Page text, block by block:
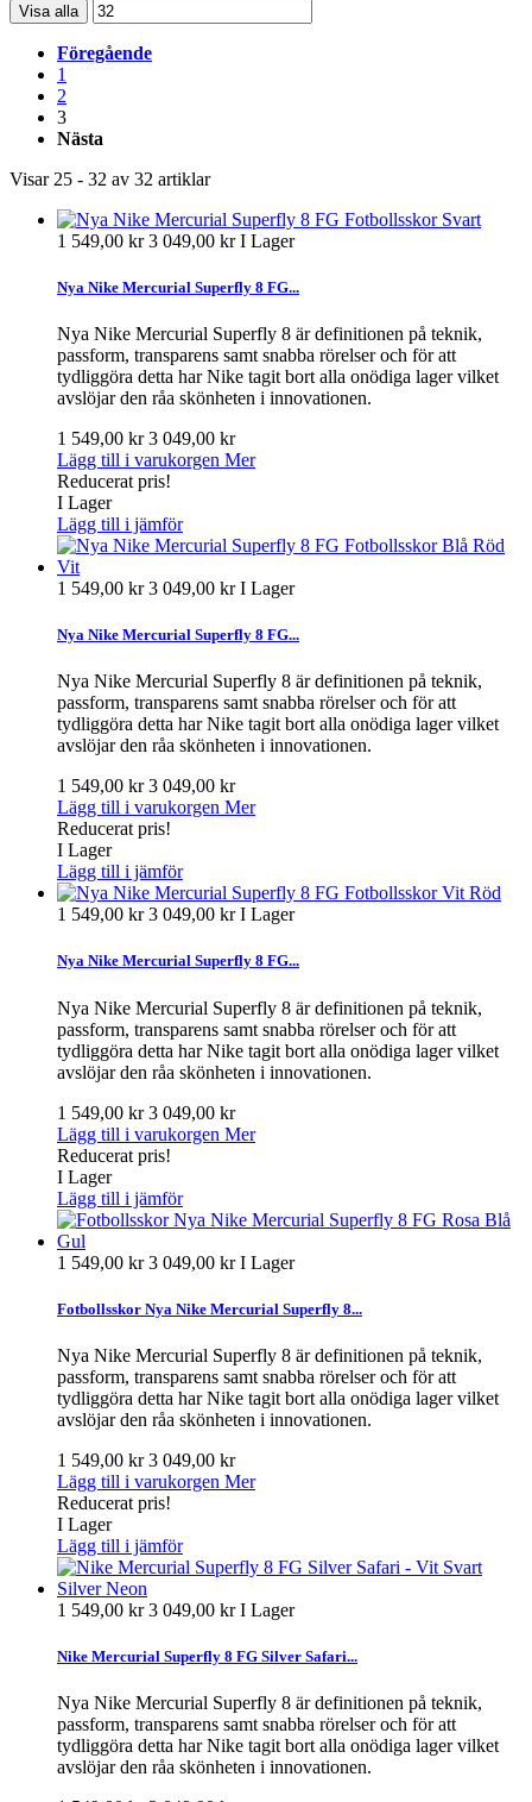
Visa alla
Föregående
1
2
3
Nästa
Visar 25 - 32 av 32 artiklar
1 549,00 kr3 049,00 krI Lager
Nya Nike Mercurial Superfly 8 FG...
Nya Nike Mercurial Superfly 8 är definitionen på teknik,
passform, transparens samt snabba rörelser och för att
tydliggöra detta har Nike tagit bort alla onödiga lager vilket
avslöjar den råa skönheten i innovationen.
1 549,00 kr3 049,00 kr
Lägg till i varukorgen Mer
Reducerat pris!
I Lager
Lägg till i jämför
1 549,00 kr3 049,00 krI Lager
Nya Nike Mercurial Superfly 8 FG...
Nya Nike Mercurial Superfly 8 är definitionen på teknik,
passform, transparens samt snabba rörelser och för att
tydliggöra detta har Nike tagit bort alla onödiga lager vilket
avslöjar den råa skönheten i innovationen.
1 549,00 kr3 049,00 kr
Lägg till i varukorgen Mer
Reducerat pris!
I Lager
Lägg till i jämför
1 549,00 kr3 049,00 krI Lager
Nya Nike Mercurial Superfly 8 FG...
Nya Nike Mercurial Superfly 8 är definitionen på teknik,
passform, transparens samt snabba rörelser och för att
tydliggöra detta har Nike tagit bort alla onödiga lager vilket
avslöjar den råa skönheten i innovationen.
1 549,00 kr3 049,00 kr
Lägg till i varukorgen Mer
Reducerat pris!
I Lager
Lägg till i jämför
1 549,00 kr3 049,00 krI Lager
Fotbollsskor Nya Nike Mercurial Superfly 8...
Nya Nike Mercurial Superfly 8 är definitionen på teknik,
passform, transparens samt snabba rörelser och för att
tydliggöra detta har Nike tagit bort alla onödiga lager vilket
avslöjar den råa skönheten i innovationen.
1 549,00 kr3 049,00 kr
Lägg till i varukorgen Mer
Reducerat pris!
I Lager
Lägg till i jämför
1 549,00 kr3 049,00 krI Lager
Nike Mercurial Superfly 8 FG Silver Safari...
Nya Nike Mercurial Superfly 8 är definitionen på teknik,
passform, transparens samt snabba rörelser och för att
tydliggöra detta har Nike tagit bort alla onödiga lager vilket
avslöjar den råa skönheten i innovationen.